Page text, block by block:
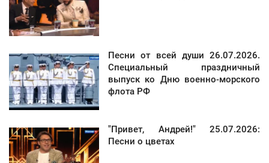
Песни от всей души 26.07.2026.
Специальный праздничный
выпуск ко Дню военно-морского
флота РФ
"Привет, Андрей!" 25.07.2026:
Песни о цветах